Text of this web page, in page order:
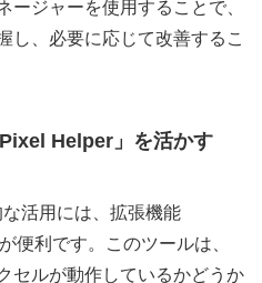
ージャーを使用することで、
し、必要に応じて改善するこ
Helper」を活かす
活用には、拡張機能
便利です。このツールは、
セルが動作しているかどうか